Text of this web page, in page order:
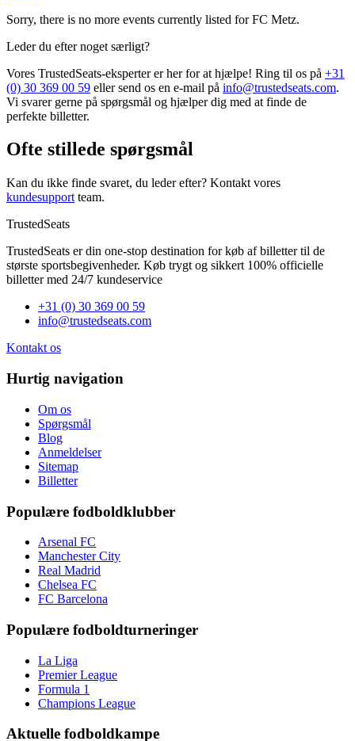
Sorry, there is no more events currently listed for FC Metz.
Leder du efter noget særligt?
Vores TrustedSeats-eksperter er her for at hjælpe! Ring til os på +31
(0) 30 369 00 59 eller send os en e-mail på info@trustedseats.com.
Vi svarer gerne på spørgsmål og hjælper dig med at finde de
perfekte billetter.
Ofte stillede spørgsmål
Kan du ikke finde svaret, du leder efter? Kontakt vores
kundesupport team.
TrustedSeats
TrustedSeats er din one-stop destination for køb af billetter til de
største sportsbegivenheder. Køb trygt og sikkert 100% officielle
billetter med 24/7 kundeservice
+31 (0) 30 369 00 59
info@trustedseats.com
Kontakt os
Hurtig navigation
Om os
Spørgsmål
Blog
Anmeldelser
Sitemap
Billetter
Populære fodboldklubber
Arsenal FC
Manchester City
Real Madrid
Chelsea FC
FC Barcelona
Populære fodboldturneringer
La Liga
Premier League
Formula 1
Champions League
Aktuelle fodboldkampe